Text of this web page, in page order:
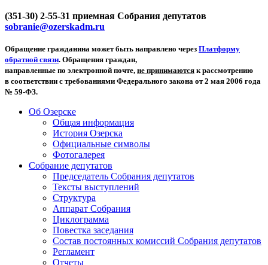
(351-30) 2-55-31 приемная Собрания депутатов
sobranie@ozerskadm.ru
Обращение гражданина может быть направлено через Платформу
обратной связи. Обращения граждан,
направленные по электронной почте, не принимаются к рассмотрению
в соответствии с требованиями Федерального закона от 2 мая 2006 года
№ 59-ФЗ.
Об Озерске
Общая информация
История Озерска
Официальные символы
Фотогалерея
Собрание депутатов
Председатель Собрания депутатов
Тексты выступлений
Структура
Аппарат Собрания
Циклограмма
Повестка заседания
Состав постоянных комиссий Собрания депутатов
Регламент
Отчеты